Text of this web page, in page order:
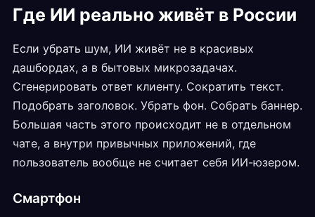
Где ИИ реально живёт в России
Если убрать шум, ИИ живёт не в красивых
дашбордах, а в бытовых микрозадачах.
Сгенерировать ответ клиенту. Сократить текст.
Подобрать заголовок. Убрать фон. Собрать баннер.
Большая часть этого происходит не в отдельном
чате, а внутри привычных приложений, где
пользователь вообще не считает себя ИИ-юзером.
Смартфон